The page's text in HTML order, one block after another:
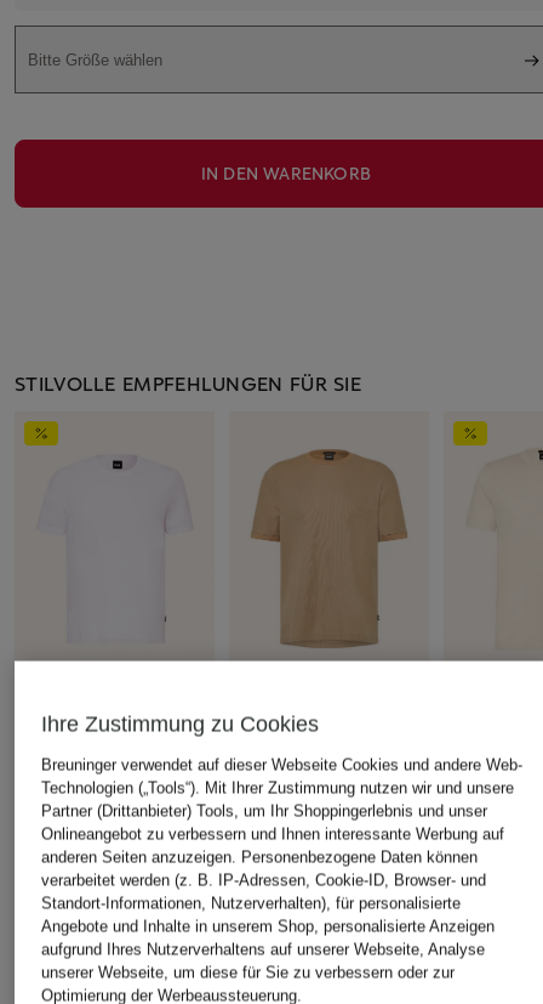
Bitte Größe wählen
IN DEN WARENKORB
STILVOLLE EMPFEHLUNGEN FÜR SIE
CHF 60
Ursprünglich:CHF 100
CHF 119
Leinen
CHF 109
Ursprünglich:
ÄHNLICHE ARTIKEL ENTDECKEN
Ihre Zustimmung zu Cookies
Breuninger verwendet auf dieser Webseite Cookies und andere Web-
Technologien („Tools“). Mit Ihrer Zustimmung nutzen wir und unsere
Partner (Drittanbieter) Tools, um Ihr Shoppingerlebnis und unser
Onlineangebot zu verbessern und Ihnen interessante Werbung auf
anderen Seiten anzuzeigen. Personenbezogene Daten können
verarbeitet werden (z. B. IP-Adressen, Cookie-ID, Browser- und
Standort-Informationen, Nutzerverhalten), für personalisierte
Angebote und Inhalte in unserem Shop, personalisierte Anzeigen
aufgrund Ihres Nutzerverhaltens auf unserer Webseite, Analyse
unserer Webseite, um diese für Sie zu verbessern oder zur
Optimierung der Werbeaussteuerung.